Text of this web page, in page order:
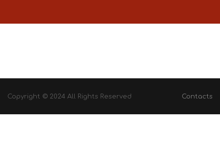
Copyright © 2024 All Rights Reserved Contacts